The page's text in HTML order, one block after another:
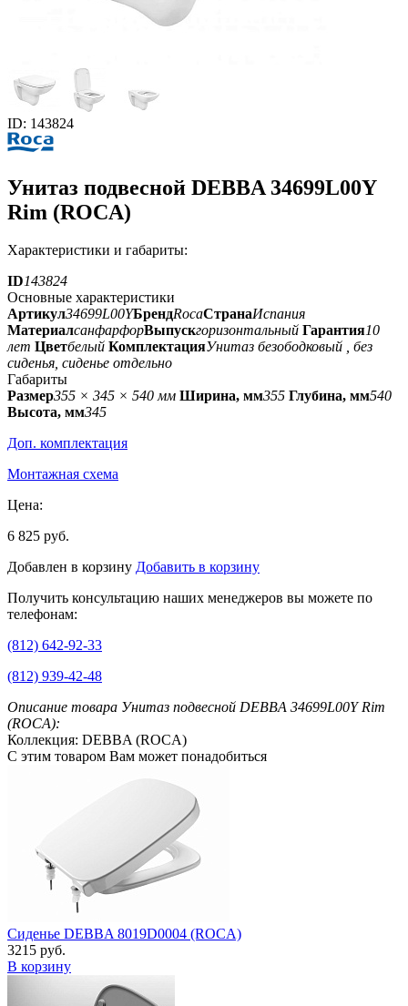
ID: 143824
Унитаз подвесной DEBBA 34699L00Y
Rim (ROCA)
Характеристики и габариты:
ID143824
Основные характеристики
Артикул34699L00YБрендRocaСтранаИспания
МатериалсанфарфорВыпускгоризонтальный Гарантия10
лет Цветбелый КомплектацияУнитаз безободковый , без
сиденья, сиденье отдельно
Габариты
Размер355 × 345 × 540 мм Ширина, мм355 Глубина, мм540
Высота, мм345
Доп. комплектация
Монтажная схема
Цена:
6 825 руб.
Добавлен в корзину Добавить в корзину
Получить консультацию наших менеджеров вы можете по
телефонам:
(812) 642-92-33
(812) 939-42-48
Описание товара Унитаз подвесной DEBBA 34699L00Y Rim
(ROCA):
Коллекция: DEBBA (ROCA)
С этим товаром Вам может понадобиться
Сиденье DEBBA 8019D0004 (ROCA)
3215 руб.
В корзину